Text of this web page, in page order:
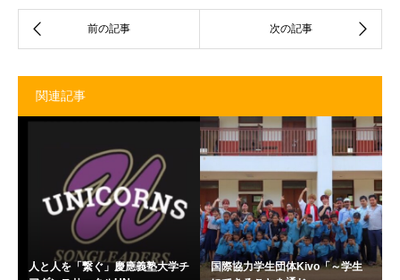
関連記事
人と人を「繋ぐ」慶應義塾大学チ
国際協力学生団体Kivo「～学生